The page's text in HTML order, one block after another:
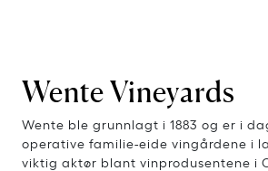
Wente Vineyards
Wente ble grunnlagt i 1883 og er i
operative familie-eide vingårdene i
viktig aktør blant vinprodusentene i